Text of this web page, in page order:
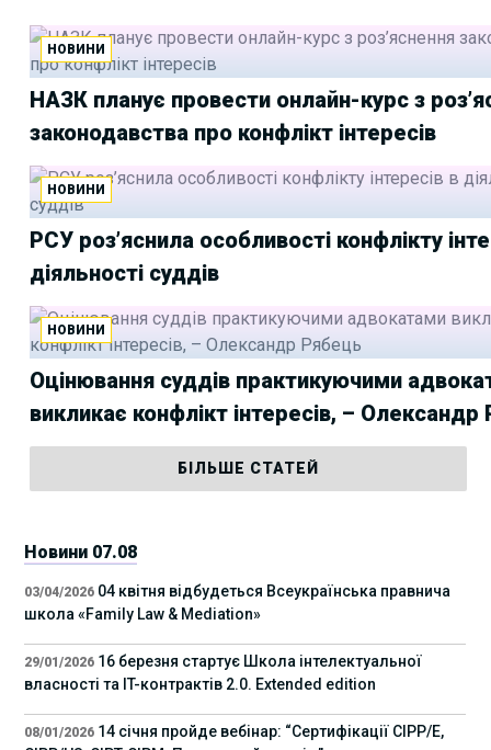
НОВИНИ
НАЗК планує провести онлайн-курс з
законодавства про конфлікт інтересів
НОВИНИ
РСУ роз’яснила особливості конфлікту
діяльності суддів
НОВИНИ
Оцінювання суддів практикуючими
викликає конфлікт інтересів, –
БІЛЬШЕ СТАТЕЙ
Новини 07.08
03/04/2026 04 квітня відбудеться Всеукраїнська правнича
школа «Family Law & Mediation»
29/01/2026 16 березня стартує Школа інтелектуальної
власності та IT-контрактів 2.0. Extended edition
08/01/2026 14 січня пройде вебінар: “Сертифікації СІРР/Е,